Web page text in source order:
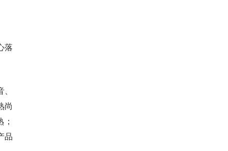
落
尚
品